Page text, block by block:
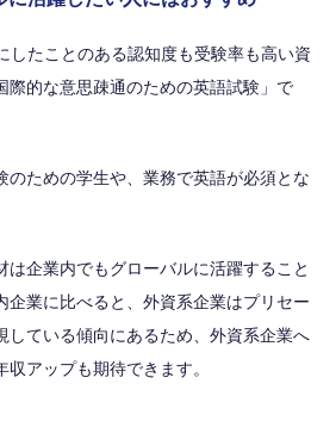
したことのある認知度も受験率も高い資
際的な意思疎通のための英語試験」で
のための学生や、業務で英語が必須とな
は企業内でもグローバルに活躍すること
企業に比べると、外資系企業はプリセー
している傾向にあるため、外資系企業へ
アップも期待できます。